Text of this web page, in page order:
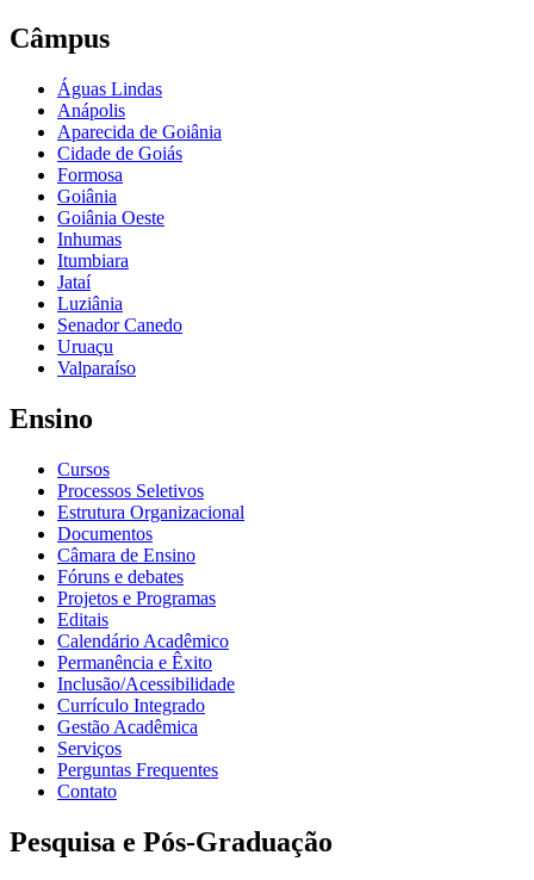
Câmpus
Águas Lindas
Anápolis
Aparecida de Goiânia
Cidade de Goiás
Formosa
Goiânia
Goiânia Oeste
Inhumas
Itumbiara
Jataí
Luziânia
Senador Canedo
Uruaçu
Valparaíso
Ensino
Cursos
Processos Seletivos
Estrutura Organizacional
Documentos
Câmara de Ensino
Fóruns e debates
Projetos e Programas
Editais
Calendário Acadêmico
Permanência e Êxito
Inclusão/Acessibilidade
Currículo Integrado
Gestão Acadêmica
Serviços
Perguntas Frequentes
Contato
Pesquisa e Pós-Graduação